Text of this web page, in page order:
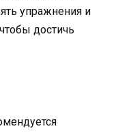
упражнения и
достичь